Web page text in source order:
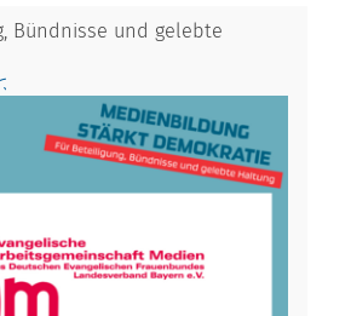
Bündnisse und gelebte